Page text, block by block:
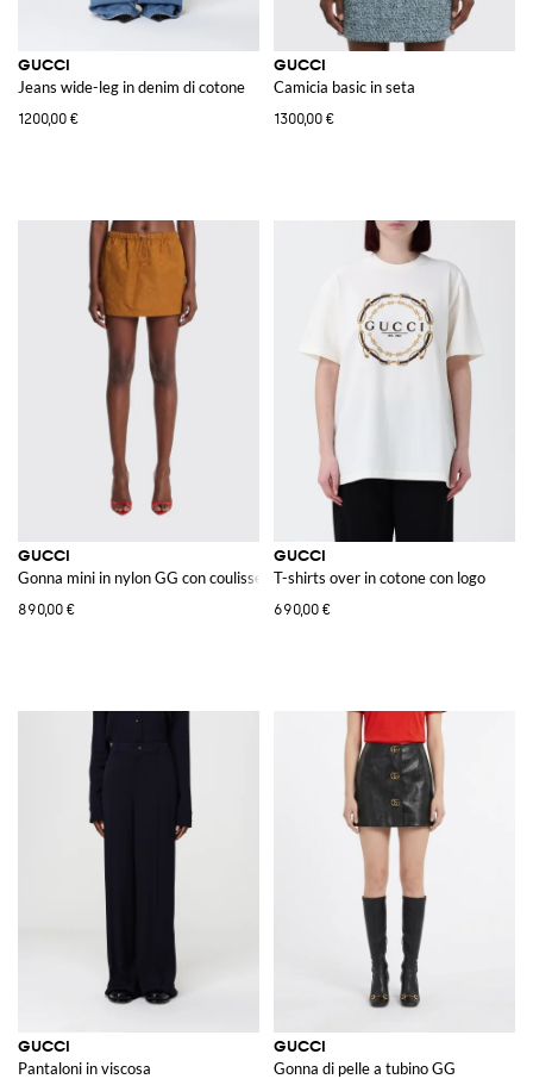
GUCCI
Jeans wide-leg in denim di cotone
1200,00 €
GUCCI
Camicia basic in seta
1300,00 €
GUCCI
Gonna mini in nylon GG con coulisse
890,00 €
GUCCI
T-shirts over in cotone con logo
690,00 €
GUCCI
Pantaloni in viscosa
GUCCI
Gonna di pelle a tubino GG